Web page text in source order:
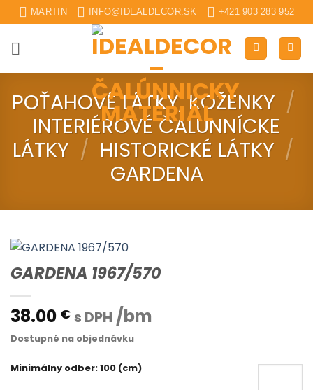
Skip
to
content
MARTIN INFO@IDEALDECOR.SK +421 903 283 952
POŤAHOVÉ LÁTKY, KOŽENKY /
INTERIÉROVÉ ČALUNNÍCKE
LÁTKY / HISTORICKÉ LÁTKY /
GARDENA
GARDENA 1967/570
38.00 € s DPH /bm
Dostupné na objednávku
Minimálny odber: 100 (cm)